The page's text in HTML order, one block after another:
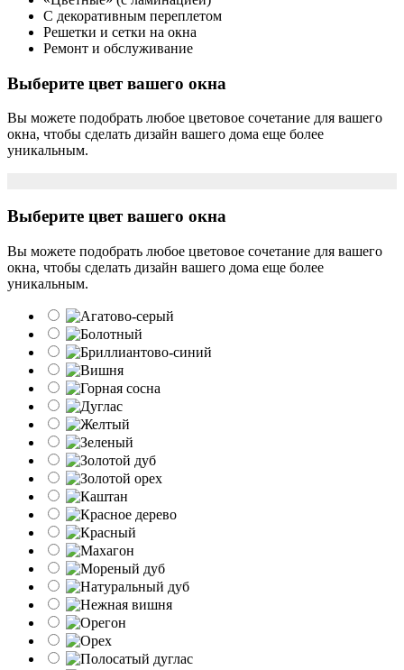
С декоративным переплетом
Решетки и сетки на окна
Ремонт и обслуживание
Выберите цвет вашего окна
Вы можете подобрать любое цветовое сочетание для вашего
окна, чтобы сделать дизайн вашего дома еще более
уникальным.
Выберите цвет вашего окна
Вы можете подобрать любое цветовое сочетание для вашего
окна, чтобы сделать дизайн вашего дома еще более
уникальным.